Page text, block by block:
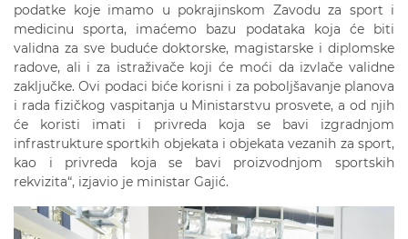
podatke koje imamo u pokrajinskom Zavodu za sport i
medicinu sporta, imaćemo bazu podataka koja će biti
validna za sve buduće doktorske, magistarske i diplomske
radove, ali i za istraživače koji će moći da izvlače validne
zaključke. Ovi podaci biće korisni i za poboljšavanje planova
i rada fizičkog vaspitanja u Ministarstvu prosvete, a od njih
će koristi imati i privreda koja se bavi izgradnjom
infrastrukture sportkih objekata i objekata vezanih za sport,
kao i privreda koja se bavi proizvodnjom sportskih
rekvizita“, izjavio je ministar Gajić.